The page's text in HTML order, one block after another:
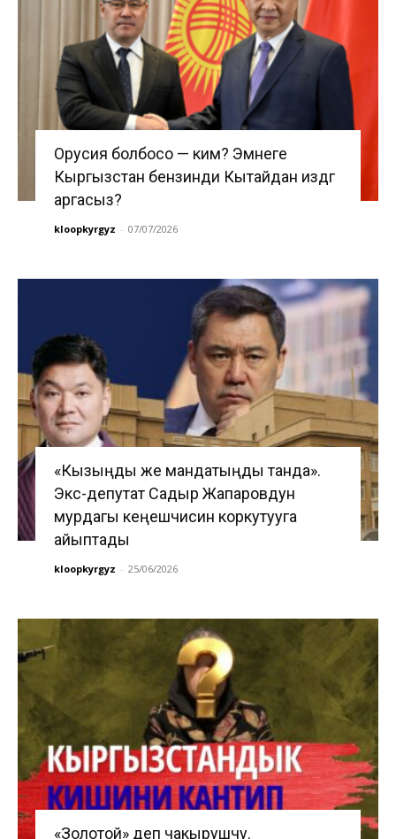
Орусия болбосо — ким? Эмнеге
Кыргызстан бензинди Кытайдан издөөгө
аргасыз?
kloopkyrgyz - 07/07/2026
«Кызыңды же мандатыңды танда».
Экс-депутат Садыр Жапаровдун
мурдагы кеңешчисин коркутууга
айыптады
kloopkyrgyz - 25/06/2026
«Золотой» деп чакырушчу.